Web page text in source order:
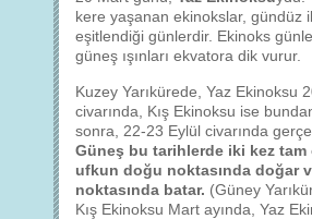
kere yaşanan ekinokslar, gündüz
eşitlendiği günlerdir. Ekinoks
güneş ışınları ekvatora dik vurur.
Kuzey Yarıkürede, Yaz Ekinoksu
civarında, Kış Ekinoksu ise
sonra, 22-23 Eylül civarında
Güneş bu tarihlerde iki kez tam
ufkun doğu noktasında doğar
noktasında batar. (Güney
Kış Ekinoksu Mart ayında, Yaz